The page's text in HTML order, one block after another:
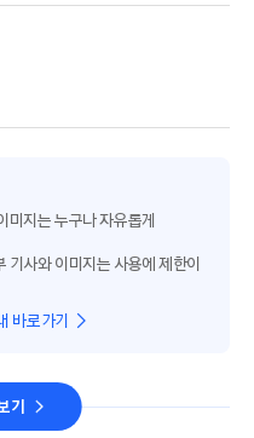
미지는 누구나 자유롭게
사와 이미지는 사용에 제한이
바로가기
기